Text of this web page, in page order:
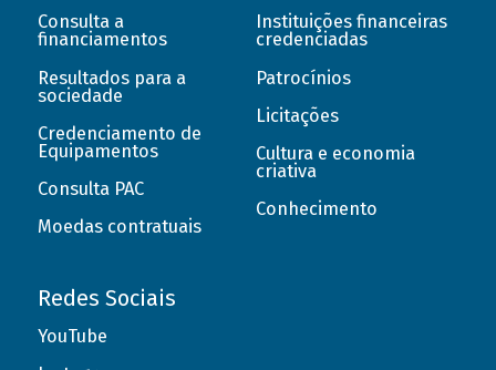
Consulta a
financiamentos
Resultados para a
sociedade
Credenciamento de
Equipamentos
Consulta PAC
Moedas contratuais
Instituições financeiras
credenciadas
Patrocínios
Licitações
Cultura e economia
criativa
Conhecimento
Redes Sociais
YouTube